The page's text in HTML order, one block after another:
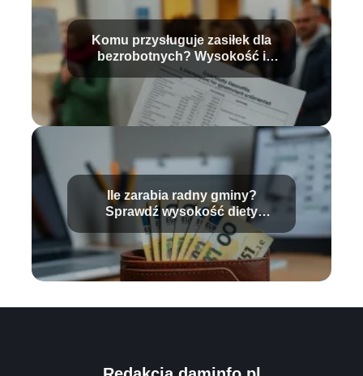
Komu przysługuje zasiłek dla
bezrobotnych? Wysokość i
warunki
Ile zarabia radny gminy?
Sprawdź wysokość diety
radnego!